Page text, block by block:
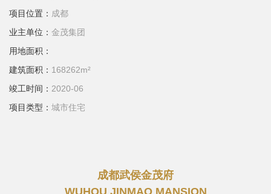
项目位置： 成都
业主单位： 金茂集团
用地面积：
建筑面积： 168262m²
竣工时间： 2020-06
项目类型： 城市住宅